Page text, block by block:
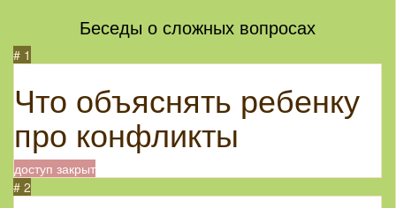
Беседы о сложных вопросах
# 1
Что объяснять ребенку
про конфликты
доступ закрыт
# 2